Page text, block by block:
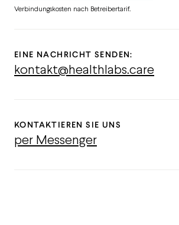
Verbindungskosten nach Betreibertarif.
EINE NACHRICHT SENDEN:
kontakt@healthlabs.care
KONTAKTIEREN SIE UNS
per Messenger